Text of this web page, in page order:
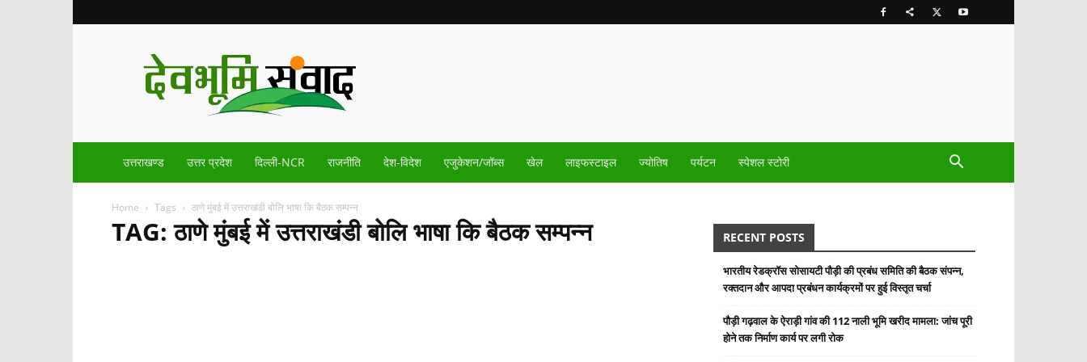
Devbhoomisamvad.com
उत्तराखण्ड उत्तर प्रदेश दिल्ली-NCR राजनीति देश-विदेश एजुकेशन/जॉब्स खेल लाइफस्टाइल ज्योतिष पर्यटन स्पेशल स्टोरी
Home Tags ठाणे मुंबई में उत्तराखंडी बोलि भाषा कि बैठक सम्पन्न
TAG: ठाणे मुंबई में उत्तराखंडी बोलि भाषा कि बैठक सम्पन्न RECENT POSTS
भारतीय रेडक्रॉस सोसायटी पौड़ी की प्रबंध समिति की बैठक संपन्न,
रक्तदान और आपदा प्रबंधन कार्यक्रमों पर हुई विस्तृत चर्चा
पौड़ी गढ़वाल के ऐराड़ी गांव की 112 नाली भूमि खरीद मामला: जांच पूरी
होने तक निर्माण कार्य पर लगी रोक